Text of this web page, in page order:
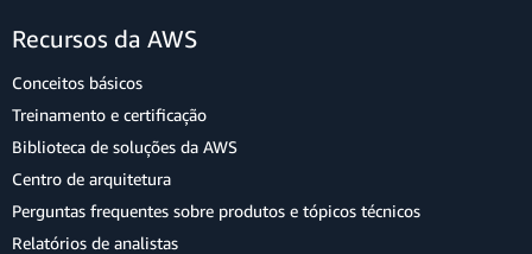
Recursos da AWS
Conceitos básicos
Treinamento e certificação
Biblioteca de soluções da AWS
Centro de arquitetura
Perguntas frequentes sobre produtos e tópicos técnicos
Relatórios de analistas